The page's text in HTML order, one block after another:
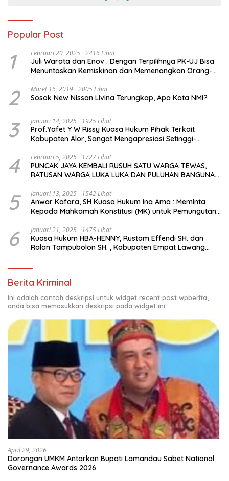
Popular Post
1 Februari 20, 2025 2416 Lihat
Juli Warata dan Enov : Dengan Terpilihnya PK-UJ Bisa
Menuntaskan Kemiskinan dan Memenangkan Orang-
2 Maret 16, 2019 2005 Lihat
Sosok New Nissan Livina Terungkap, Apa Kata NMI?
3 Januari 14, 2025 1925 Lihat
Prof.Yafet Y W Rissy Kuasa Hukum Pihak Terkait
Kabupaten Alor, Sangat Mengapresiasi Setinggi-
dan Bapak Rey Mencabut Gugatannya ke MK
4 Februari 5, 2025 1727 Lihat
PUNCAK JAYA KEMBALI RUSUH SATU WARGA TEWAS,
RATUSAN WARGA LUKA LUKA DAN PULUHAN BANGUNAN
5 Januari 13, 2025 1542 Lihat
Anwar Kafara, SH Kuasa Hukum Ina Ama : Meminta
Kepada Mahkamah Konstitusi (MK) untuk Pemungutan
6 Januari 21, 2025 1475 Lihat
Kuasa Hukum HBA-HENNY, Rustam Effendi SH. dan
Ralan Tampubolon SH. , Kabupaten Empat Lawang
Berita Kriminal
Ini adalah contoh deskripsi untuk widget recent post wpberita,
anda bisa memasukkan deskripsi pada widget ini.
April 29, 2026
Dorongan UMKM Antarkan Bupati Lamandau Sabet National
Governance Awards 2026